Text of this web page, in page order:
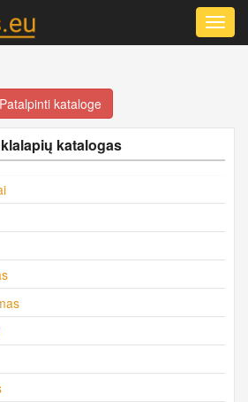
Patalpinti kataloge
katalogas